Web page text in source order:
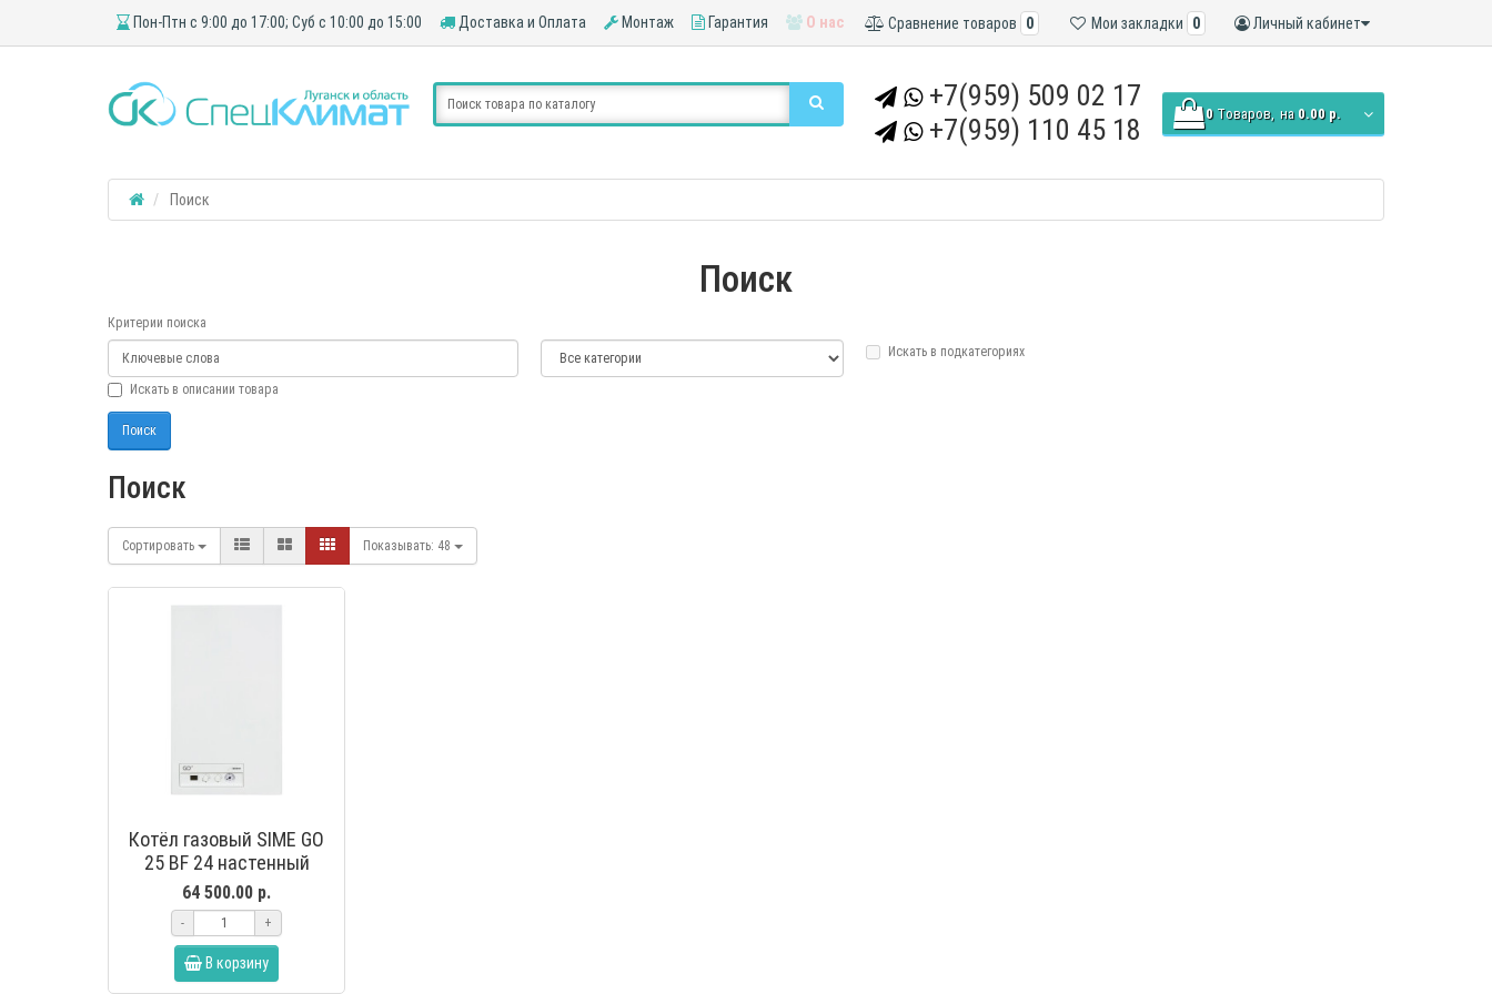
Пон-Птн с 9:00 до 17:00; Суб с 10:00 до 15:00 Доставка и Оплата Монтаж Гарантия О нас Личный кабинет
Мои закладки 0
Сравнение товаров 0
+7(959) 509 02 17
+7(959) 110 45 18
0 Tоваров, на 0.00 р.
Поиск
Поиск
Критерии поиска
Искать в подкатегориях
Искать в описании товара
Поиск
Сортировать Показывать: 48
Котёл газовый SIME GO
25 BF 24 настенный
64 500.00 р.
- +
В корзину